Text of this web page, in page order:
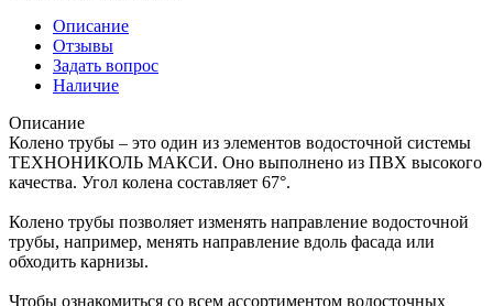
Описание
Отзывы
Задать вопрос
Наличие
Описание
Колено трубы – это один из элементов водосточной системы
ТЕХНОНИКОЛЬ МАКСИ. Оно выполнено из ПВХ высокого
качества. Угол колена составляет 67°.
Колено трубы позволяет изменять направление водосточной
трубы, например, менять направление вдоль фасада или
обходить карнизы.
Чтобы ознакомиться со всем ассортиментом водосточных